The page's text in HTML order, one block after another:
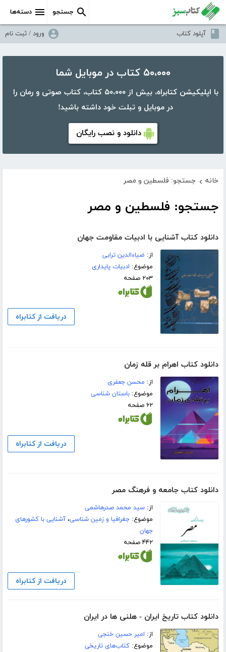
دسته‌ها جستجو
آپلود کتاب ورود / ثبت نام
۵۰،۰۰۰ کتاب در موبایل شما
با اپلیکیشن کتابراه، بیش از ۵۰،۰۰۰ کتاب، کتاب صوتی و رمان را
در موبایل و تبلت خود داشته باشید!
دانلود و نصب رایگان
خانه › جستجو: فلسطین و مصر
جستجو: فلسطین و مصر
دانلود کتاب آشنایی با ادبیات مقاومت جهان
از: ضیاءالدین ترابی
موضوع: ادبیات پایداری
۲۰۳ صفحه
دریافت از کتابراه
دانلود کتاب اهرام بر قله زمان
از: محسن جعفری
موضوع:باستان شناسی
۶۲ صفحه
دریافت از کتابراه
دانلود کتاب جامعه و فرهنگ مصر
از:سید محمد صدرهاشمی
موضوع:جغرافیا و زمین شناسی،آشنایی با کشورهای
جهان
۴۴۲ صفحه
دریافت از کتابراه
دانلود کتاب تاریخ ایران - هلنی ها در ایران
از: امیر حسین خنجی
موضوع:کتاب‌های تاریخی